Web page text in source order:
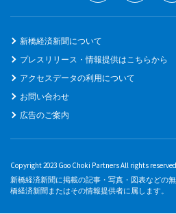
新橋経済新聞について
プレスリリース・情報提供はこちらから
アクセスデータの利用について
お問い合わせ
広告のご案内
Copyright 2023 Goo Choki Partners All rights
新橋経済新聞に掲載の記事・写真・図表などの
橋経済新聞またはその情報提供者に属します。